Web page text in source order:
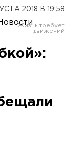
2018 В 19:58